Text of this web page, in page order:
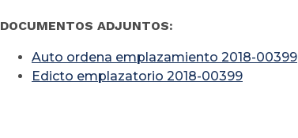
DOCUMENTOS ADJUNTOS:
Auto ordena emplazamiento 2018-00399
Edicto emplazatorio 2018-00399